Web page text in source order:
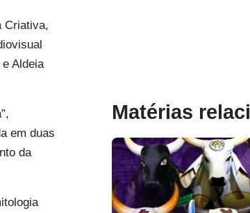
Criativa,
Aldeia
em duas
da
Matérias